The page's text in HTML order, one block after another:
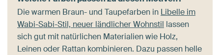
Die warmen Braun- und Taupefarben in Libelle im
Wabi-Sabi-Stil, neuer ländlicher Wohnstil lassen
sich gut mit natürlichen Materialien wie Holz,
Leinen oder Rattan kombinieren. Dazu passen helle